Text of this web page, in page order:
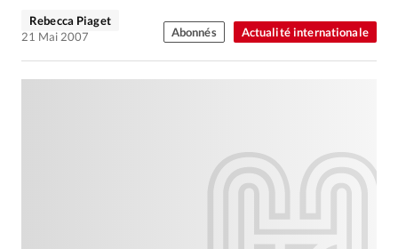
Actualité internationale
Rebecca Piaget
21 Mai 2007
Abonnés